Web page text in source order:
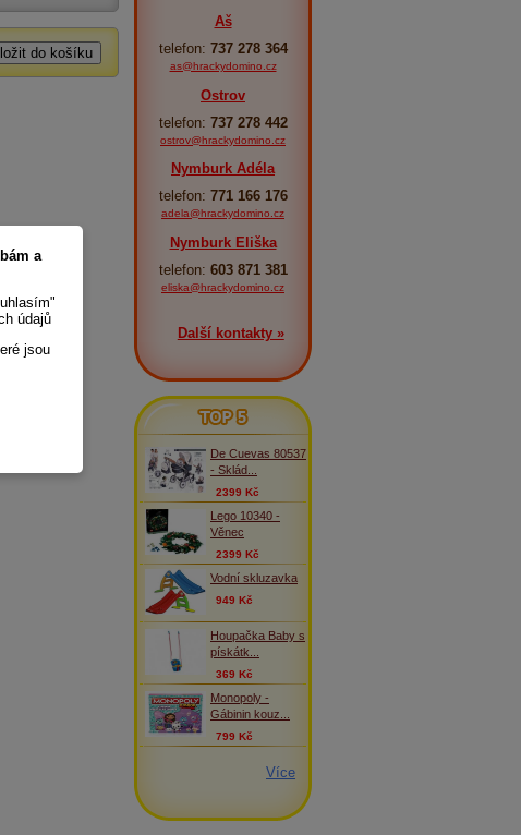
Aš
telefon: 737 278 364
as@hrackydomino.cz
Ostrov
telefon: 737 278 442
ostrov@hrackydomino.cz
Nymburk Adéla
telefon: 771 166 176
adela@hrackydomino.cz
Nymburk Eliška
telefon: 603 871 381
eliska@hrackydomino.cz
Další kontakty »
TOP 5
De Cuevas 80537
- Sklád...
2399 Kč
Lego 10340 -
Věnec
2399 Kč
Vodní skluzavka
949 Kč
Houpačka Baby s
pískátk...
369 Kč
Monopoly -
Gábinin kouz...
799 Kč
Více
a
údajů
jsou